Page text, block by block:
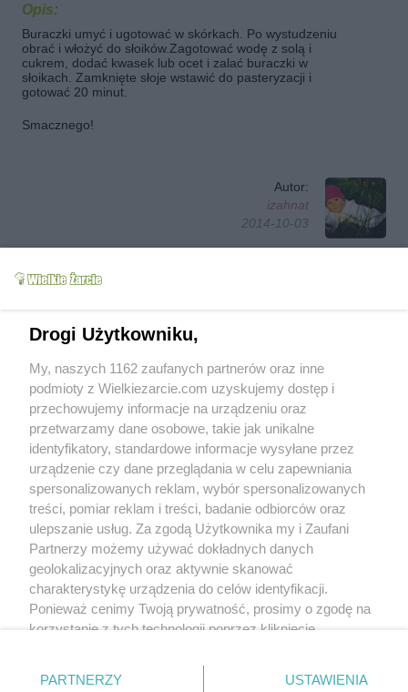
Opis:
Buraczki umyć i ugotować w skórkach. Po wystudzeniu
obrać i włożyć do słoików.Zagotować wodę z solą i
cukrem, dodać kwasek lub ocet i zalać buraczki w
słoikach. Zamknięte słoje wstawić do pasteryzacji i
gotować 20 minut.
Smacznego!
Autor:
izahnat
2014-10-03
Grupy: Przetwory Przetwory warzywne
Nikt jeszcze nie napisał opinii. Bądź pierwszy!
Drogi Użytkowniku,
My, naszych 1162 zaufanych partnerów oraz inne
podmioty z Wielkiezarcie.com uzyskujemy dostęp i
przechowujemy informacje na urządzeniu oraz
przetwarzamy dane osobowe, takie jak unikalne
identyfikatory, standardowe informacje wysyłane przez
urządzenie czy dane przeglądania w celu zapewniania
spersonalizowanych reklam, wybór spersonalizowanych
treści, pomiar reklam i treści, badanie odbiorców oraz
ulepszanie usług. Za zgodą Użytkownika my i Zaufani
Partnerzy możemy używać dokładnych danych
geolokalizacyjnych oraz aktywnie skanować
charakterystykę urządzenia do celów identyfikacji.
Ponieważ cenimy Twoją prywatność, prosimy o zgodę na
korzystanie z tych technologii poprzez kliknięcie
zmienić/wycofać klikając przycisk ustawień prywatności
PARTNERZY USTAWIENIA